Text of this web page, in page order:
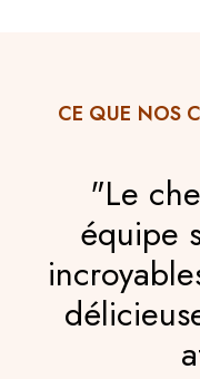
CE QUE NOS
"Le
équipe